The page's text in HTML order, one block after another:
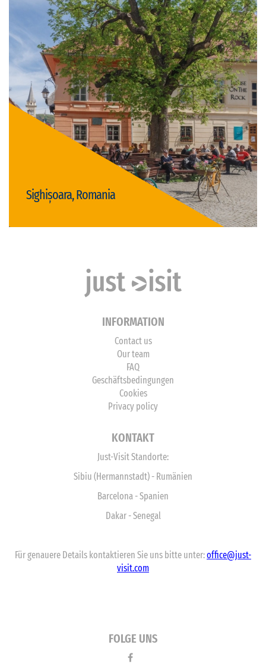
Sighișoara, Romania
Sighișoara ist eine der bedeutenderen Städte im Kreis Mureș in
Siebenbürgen, Rumänien. Sie liegt an der Großen Kokel. Ihr
einzigartiges historisches Zentrum wurde 1999 zum UNESCO-
Weltkulturerbe…
Verfügbare Visits: 1
Visit Sighișoara
INFORMATION
Contact us
Our team
FAQ
Geschäftsbedingungen
Cookies
Privacy policy
KONTAKT
Just-Visit Standorte:
Sibiu (Hermannstadt) - Rumänien
Barcelona - Spanien
Dakar - Senegal
Für genauere Details kontaktieren Sie uns bitte unter:office@just-
visit.com
FOLGE UNS